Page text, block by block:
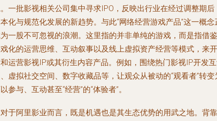
一批影视相关公司集中寻求IPO，反映出行业在经过调整期后
化与规范化发展的新趋势。与此“网络经营游戏产品”这一概念
一股不可忽视的浪潮。这里指的并非单纯的游戏，而是指借鉴
化的运营思维、互动叙事以及线上虚拟资产经营等模式，来开
运营影视IP或其衍生内容产品。例如，围绕热门影视IP开发
虚拟社交空间、数字收藏品等，让观众从被动的“观看者”转变
参与、互动甚至“经营”的“体验者”。
于阿里影业而言，既是机遇也是其生态优势的用武之地。背靠